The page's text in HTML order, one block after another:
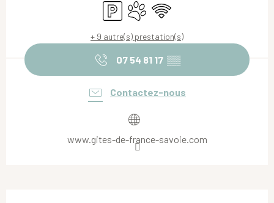
ParkingAnimaux acceptés
WiFi
+ 9 autre(s) prestation(s)
07 54 81 17 ▒▒
Contactez-nous
www.gites-de-france-savoie.com